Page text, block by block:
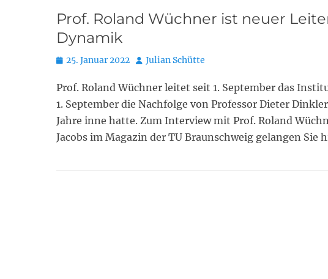
Prof. Roland Wüchner ist neuer
Dynamik
Posted
25. Januar 2022 Autor
Julian Schütte
Prof. Roland Wüchner leitet seit 1. September das
1. September die Nachfolge von Professor Dieter
Jahre inne hatte. Zum Interview mit Prof. Roland
Jacobs im Magazin der TU Braunschweig gelangen Sie